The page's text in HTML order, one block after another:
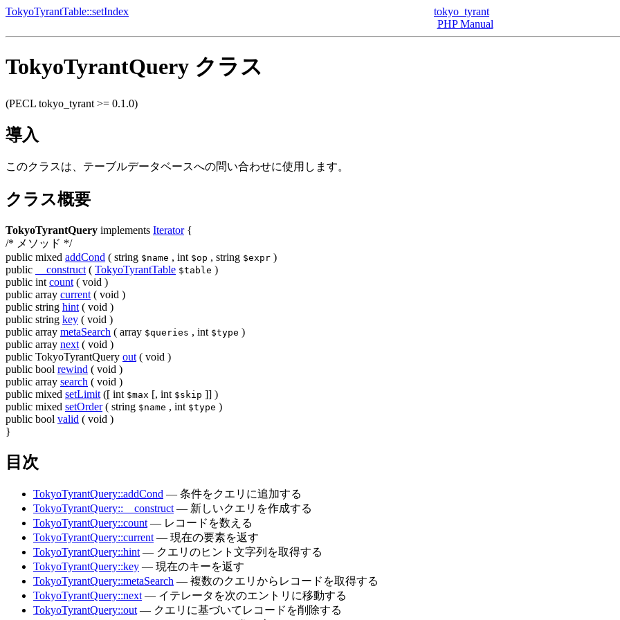
TokyoTyrantTable::setIndex
tokyo_tyrant
PHP Manual
TokyoTyrantQuery クラス
(PECL tokyo_tyrant >= 0.1.0)
導入
このクラスは、テーブルデータベースへの問い合わせに使用します。
クラス概要
TokyoTyrantQuery implements Iterator {
/* メソッド */
public mixed addCond ( string $name , int $op , string $expr )
public
__construct ( TokyoTyrantTable $table )
public int count ( void )
public array current ( void )
public string hint ( void )
public string key ( void )
public array metaSearch ( array $queries , int $type )
public array next ( void )
public TokyoTyrantQuery out ( void )
public bool rewind ( void )
public array search ( void )
public mixed setLimit ([ int $max [, int $skip ]] )
public mixed setOrder( string $name , int $type )
public bool valid ( void )
}
目次
TokyoTyrantQuery::addCond — 条件をクエリに追加する
TokyoTyrantQuery::__construct — 新しいクエリを作成する
TokyoTyrantQuery::count — レコードを数える
TokyoTyrantQuery::current — 現在の要素を返す
TokyoTyrantQuery::hint — クエリのヒント文字列を取得する
TokyoTyrantQuery::key — 現在のキーを返す
TokyoTyrantQuery::metaSearch — 複数のクエリからレコードを取得する
TokyoTyrantQuery::next — イテレータを次のエントリに移動する
TokyoTyrantQuery::out — クエリに基づいてレコードを削除する